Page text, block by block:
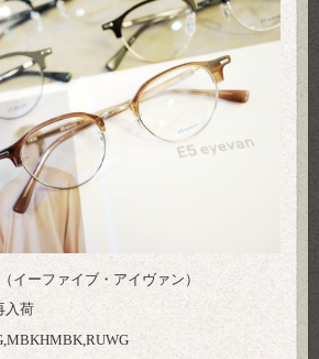
イーファイブ・アイヴァン）
入荷